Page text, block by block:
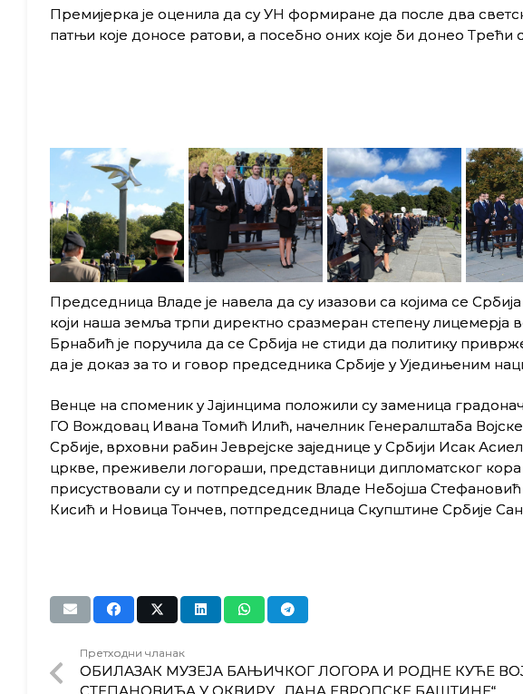
Премијерка је оценила да су УН формиране да после два
патњи које доносе ратови, а посебно оних које би донео Трећи
Председница Владе је навела да су изазови са којима се
који наша земљатрпи директно сразмеран степену лицемерја
Брнабић је поручила да се Србија не стиди да политику
да је доказ за то и говор председника Србије у Уједињеним
Венце на споменик у Јајинцима положили су заменица
ГО Вождовац Ивана Томић Илић, начелник Генералштаба
Србије, врховни рабин Јеврејске заједнице у Србији Исак
цркве, преживели логораши, представници дипломатског
присуствовали су и потпредседник Владе Небојша
Кисић и Новица Тончев, потпредседница Скупштине Србије
Претходни чланак
ОБИЛАЗАК МУЗЕЈА БАЊИЧКОГ ЛОГОРА И РОДНЕ КУЋЕ